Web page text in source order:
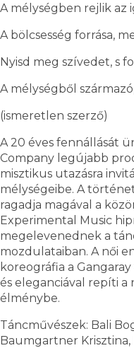
A mélységben rejlik az
A bölcsesség forrása,
Nyisd meg szívedet, s
A mélységből
(ismeretlen szerző)
A 20 éves fennállását
Company legújabb
misztikus utazásra
mélységeibe. A
ragadja magával a
Experimental Music
megelevenednek a
mozdulataiban. A női
koreográfia a
és eleganciával repíti
élménybe.
Táncművészek: Bali
Baumgartner Krisztina,